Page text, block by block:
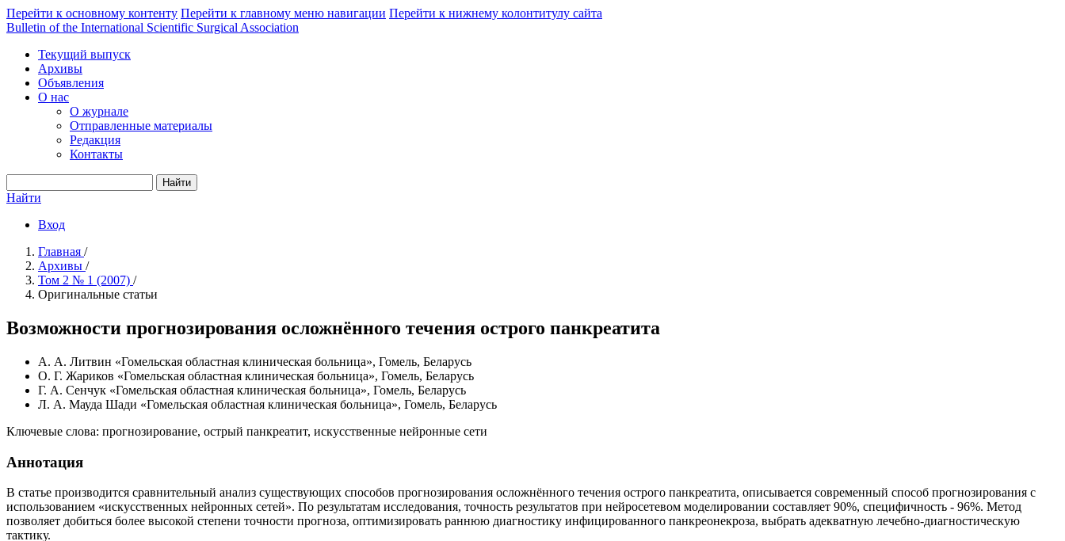
Перейти к основному контенту Перейти к главному меню навигации Перейти к нижнему колонтитулу сайта
Bulletin of the International Scientific Surgical Association
Текущий выпуск
Архивы
Объявления
О нас
О журнале
Отправленные материалы
Редакция
Контакты
Найти
Найти
Вход
Главная /
Архивы /
Том 2 № 1 (2007) /
Оригинальные статьи
Возможности прогнозирования осложнённого течения острого панкреатита
А. А. Литвин «Гомельская областная клиническая больница», Гомель, Беларусь
О. Г. Жариков «Гомельская областная клиническая больница», Гомель, Беларусь
Г. А. Сенчук «Гомельская областная клиническая больница», Гомель, Беларусь
Л. А. Мауда Шади «Гомельская областная клиническая больница», Гомель, Беларусь
Ключевые слова: прогнозирование, острый панкреатит, искусственные нейронные сети
Аннотация
В статье производится сравнительный анализ существующих способов прогнозирования осложнённого течения острого панкреатита, описывается современный способ прогнозирования с
использованием «искусственных нейронных сетей». По результатам исследования, точность результатов при нейросетевом моделировании составляет 90%, специфичность - 96%. Метод
позволяет добиться более высокой степени точности прогноза, оптимизировать раннюю диагностику инфицированного панкреонекроза, выбрать адекватную лечебно-диагностическую
тактику.